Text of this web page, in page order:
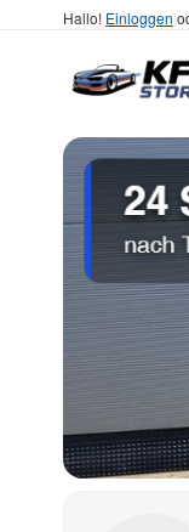
Hallo! Einloggen